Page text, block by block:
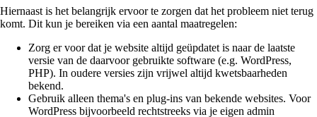
Hiernaast is het belangrijk ervoor te zorgen dat het probleem niet terug
komt. Dit kun je bereiken via een aantal maatregelen:
Zorg er voor dat je website altijd geüpdatet is naar de laatste
versie van de daarvoor gebruikte software (e.g. WordPress,
PHP). In oudere versies zijn vrijwel altijd kwetsbaarheden
bekend.
Gebruik alleen thema's en plug-ins van bekende websites. Voor
WordPress bijvoorbeeld rechtstreeks via je eigen admin